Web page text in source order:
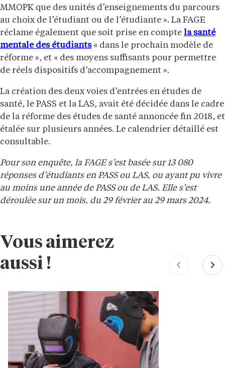
MMOPK que des unités d’enseignements du parcours
au choix de l’étudiant ou de l’étudiante ». La FAGE
réclame également que soit prise en compte la santé
mentale des étudiants« dans le prochain modèle de
réforme », et « des moyens suffisants pour permettre
de réels dispositifs d’accompagnement ».
La création des deux voies d’entrées en études de
santé, le PASS et la LAS, avait été décidée dans le cadre
de la réforme des études de santé annoncée fin 2018, et
étalée sur plusieurs années. Le calendrier détaillé est
consultable.
Pour son enquête, la FAGE s’est basée sur 13 080
réponses d’étudiants en PASS ou LAS, ou ayant pu vivre
au moins une année de PASS ou de LAS. Elle s’est
déroulée sur un mois, du 29 février au 29 mars 2024.
Vous aimerez
aussi !